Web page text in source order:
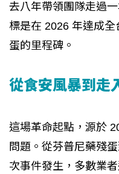
去八年帶領團隊走過
標是在 2026 年達成
蛋的里程碑。
從食安風暴到走
這場革命起點，源於
問題。從芬普尼藥殘
次事件發生，多數業